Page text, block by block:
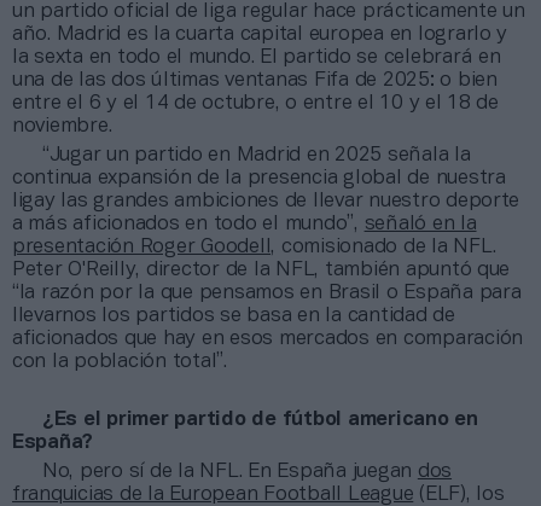
un partido oficial de liga regular hace prácticamente un
año. Madrid es la cuarta capital europea en lograrlo y
la sexta en todo el mundo. El partido se celebrará en
una de las dos últimas ventanas Fifa de 2025: o bien
entre el 6 y el 14 de octubre, o entre el 10 y el 18 de
noviembre.
“Jugar un partido en Madrid en 2025 señala la
continua expansión de la presencia global de nuestra
ligay las grandes ambiciones de llevar nuestro deporte
a más aficionados en todo el mundo”, señaló en la
presentación Roger Goodell, comisionado de la NFL.
Peter O'Reilly, director de la NFL, también apuntó que
“la razón por la que pensamos en Brasil o España para
llevarnos los partidos se basa en la cantidad de
aficionados que hay en esos mercados en comparación
con la población total”.
¿Es el primer partido de fútbol americano en
España?
No, pero sí de la NFL. En España juegan dos
franquicias de la European Football League (ELF), los